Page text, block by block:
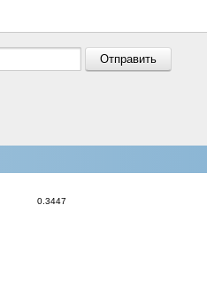
0.3447